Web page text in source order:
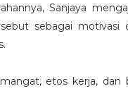
Sanjaya
sebagai motivasi
etos kerja, dan